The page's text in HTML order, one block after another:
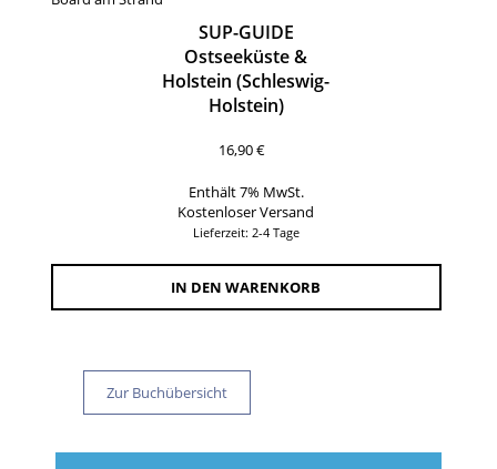
SUP-GUIDE
Ostseeküste &
Holstein (Schleswig-
Holstein)
16,90€
Enthält 7% MwSt.
Kostenloser Versand
Lieferzeit: 2-4 Tage
IN DEN WARENKORB
Zur Buchübersicht